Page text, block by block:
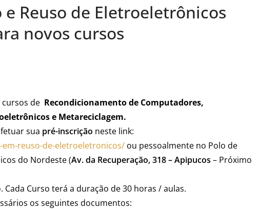
e Reuso de Eletroeletrônicos
novos cursos
cursos de Recondicionamento de Computadores,
e Metareciclagem.
sua pré-inscrição neste link:
reuso-de-eletroeletronicos/ ou pessoalmente no Polo de
do Nordeste (Av. da Recuperação, 318 – Apipucos – Próximo
Curso terá a duração de 30 horas / aulas.
os seguintes documentos: